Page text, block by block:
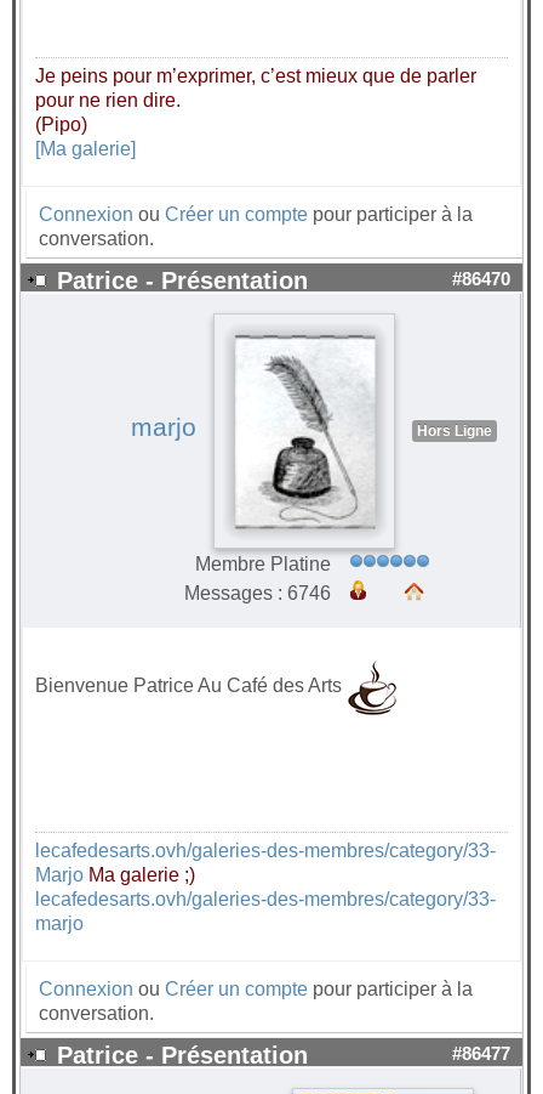
Je peins pour m’exprimer, c’est mieux que de parler
pour ne rien dire.
(Pipo)
[Ma galerie]
Connexion ou Créer un compte pour participer à la
conversation.
Patrice - Présentation #86470
marjo Hors Ligne
Membre Platine
Messages : 6746
Bienvenue Patrice Au Café des Arts
lecafedesarts.ovh/galeries-des-membres/category/33-
Marjo Ma galerie ;)
lecafedesarts.ovh/galeries-des-membres/category/33-
marjo
Connexion ou Créer un compte pour participer à la
conversation.
Patrice - Présentation #86477